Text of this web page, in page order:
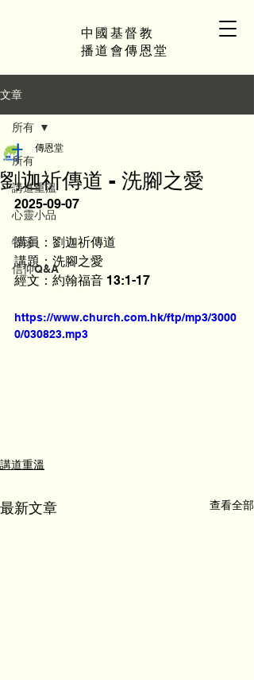
中國基督教
播道會傳恩堂
文章
所有
講道重溫
心靈小品
牧函
信仰Q&A
所有
劉迦祈傳道 - 洗腳之愛
傳恩堂
2025-09-07
講員：劉迦祈傳道
講題：洗腳之愛
經文：約翰福音 13:1-17
https://www.church.com.hk/ftp/mp3/3000
0/030823.mp3
講道重溫
最新文章 查看全部